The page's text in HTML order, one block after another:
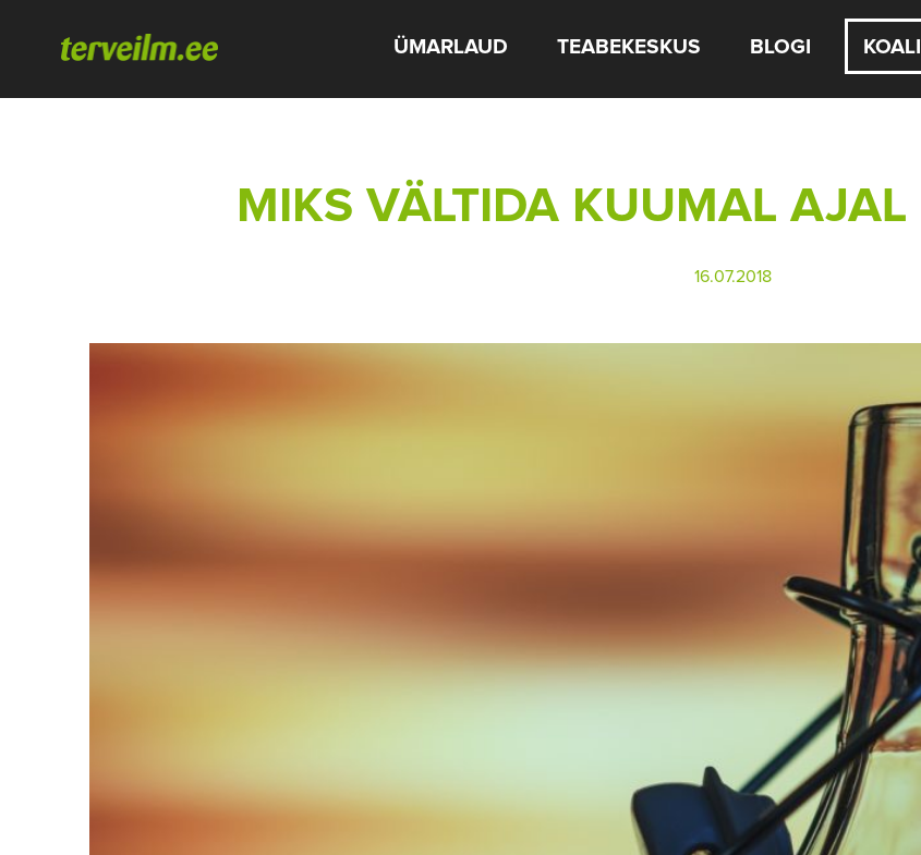
ÜMARLAUD TEABEKESKUS BLOGI
MIKS VÄLTIDA KUUMAL AJAL
16.07.2018